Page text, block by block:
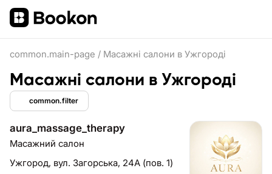
common.main-page / Масажні салони в Ужгороді
Масажні салони в Ужгороді
common.filter
aura_massage_therapy
Масажний салон
Ужгород, вул. Загорська, 24А (пов. 1)